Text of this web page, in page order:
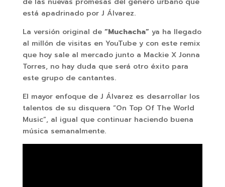
está apadrinado por J Álvarez.
La versión original de “Muchacha”ya ha llegado
al millón de visitas en YouTube y con este remix
que hoy sale al mercado junto a Mackie X Jonna
Torres, no hay duda que será otro éxito para
este grupo de cantantes.
El mayor enfoque de J Álvarez es desarrollar los
talentos de su disquera “On Top Of The World
Music”, al igual que continuar haciendo buena
música semanalmente.